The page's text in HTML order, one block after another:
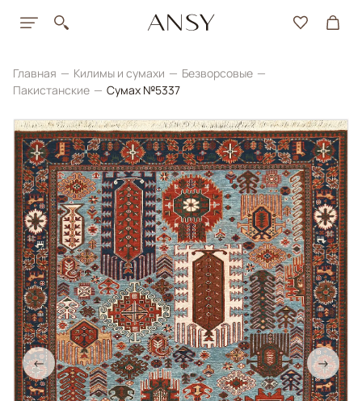
Главная Килимы и сумахи
Безворсовые
Пакистанские
Сумах №5337
← →